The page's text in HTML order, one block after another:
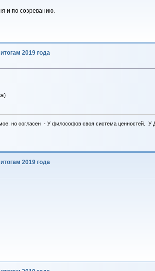
и по созреванию.
2019 года
но согласен - У философов своя система ценностей. У
2019 года